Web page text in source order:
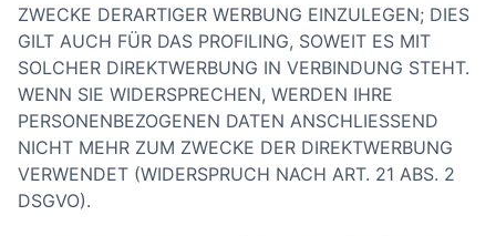
ZWECKE DERARTIGER WERBUNG EINZULEGEN; DIES
GILT AUCH FÜR DAS PROFILING, SOWEIT ES MIT
SOLCHER DIREKTWERBUNG IN VERBINDUNG STEHT.
WENN SIE WIDERSPRECHEN, WERDEN IHRE
PERSONENBEZOGENEN DATEN ANSCHLIESSEND
NICHT MEHR ZUM ZWECKE DER DIREKTWERBUNG
VERWENDET (WIDERSPRUCH NACH ART. 21 ABS. 2
DSGVO).